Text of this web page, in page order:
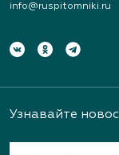
info@ruspitomniki.ru
Узнавайте